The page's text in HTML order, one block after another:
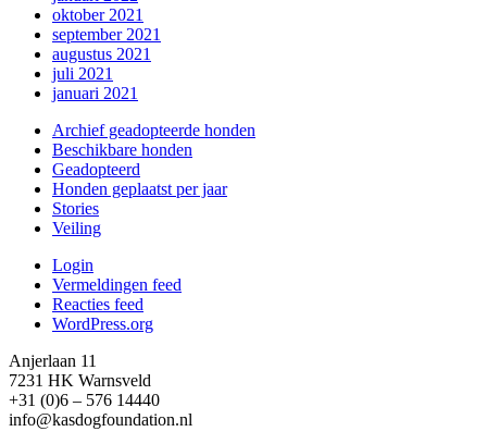
oktober 2021
september 2021
augustus 2021
juli 2021
januari 2021
Archief geadopteerde honden
Beschikbare honden
Geadopteerd
Honden geplaatst per jaar
Stories
Veiling
Login
Vermeldingen feed
Reacties feed
WordPress.org
Anjerlaan 11
7231 HK Warnsveld
+31 (0)6 – 576 14440
info@kasdogfoundation.nl